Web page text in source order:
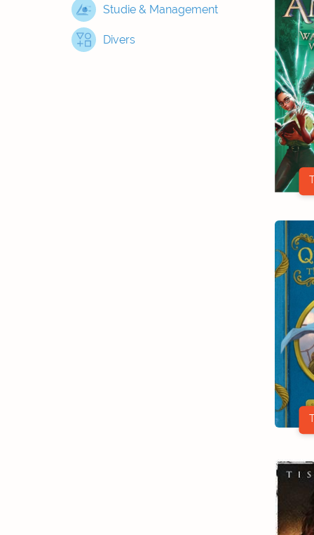
Studie & Management
Divers